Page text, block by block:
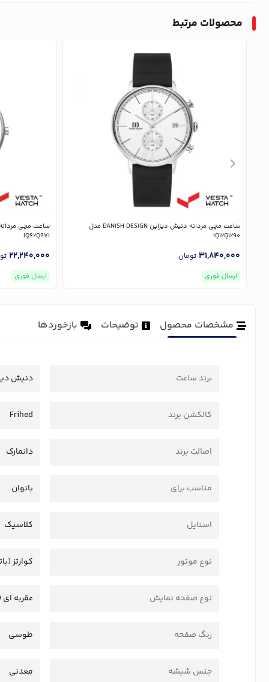
محصولات مرتبط
ساعت مچی مردانه دنیش دیزاین DANISH DESIGN مدل
IQ12Q1290
31,840,000 تومان
ارسال فوری
IQ62Q971
22,240,000
ارسال فوری
مشخصات محصول توضیحات بازخوردها
برند ساعت دنیش
کالکشن برند Frihed
اصالت برند دانمارک
مناسب برای بانوان
استایل کلاسیک
نوع موتور کوارتز
نوع صفحه نمایش عقربه ای
رنگ صفحه طوسی
جنس شیشه معدنی